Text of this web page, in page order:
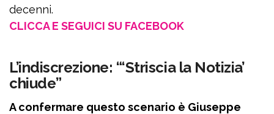
decenni.
CLICCA E SEGUICI SU FACEBOOK
L’indiscrezione: “‘Striscia la Notizia’
chiude”
A confermare questo scenario è Giuseppe